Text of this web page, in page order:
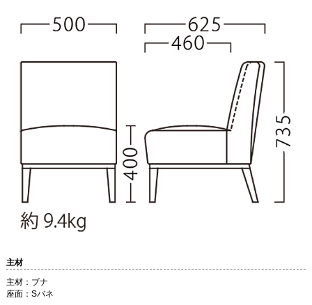
主材
主材：ブナ
座面：Sバネ